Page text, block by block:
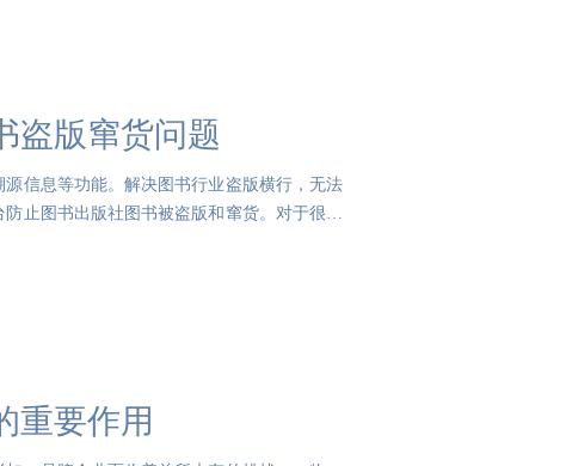
盗版窜货问题
信息等功能。解决图书行业盗版横行，无法
止图书出版社图书被盗版和窜货。对于很多
重要作用